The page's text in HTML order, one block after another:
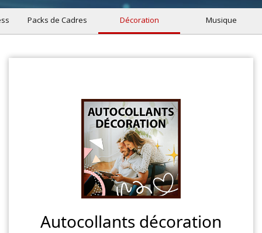
Packs de Cadres Décoration Musique
Autocollants décoration